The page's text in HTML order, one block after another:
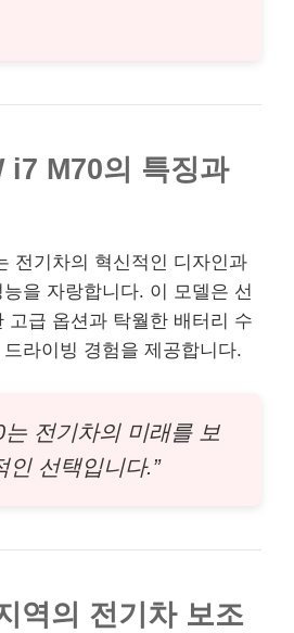
i7 M70의 특징과
전기차의 혁신적인 디자인과
을 자랑합니다. 이 모델은 선
고급 옵션과 탁월한 배터리 수
라이빙 경험을 제공합니다.
는 전기차의 미래를 보
인 선택입니다.”
역의 전기차 보조